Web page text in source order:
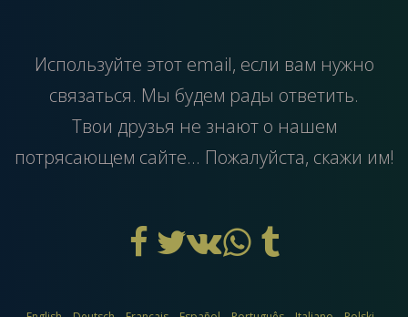
Используйте этот email, если вам нужно
связаться. Мы будем рады ответить.
Твои друзья не знают о нашем
потрясающем сайте... Пожалуйста, скажи им!